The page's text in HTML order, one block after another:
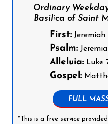
Ordinary
Basilica of Saint
First:Jeremiah
Psalm:
Alleluia:Luke
Gospel:
FULL
*This is a free service